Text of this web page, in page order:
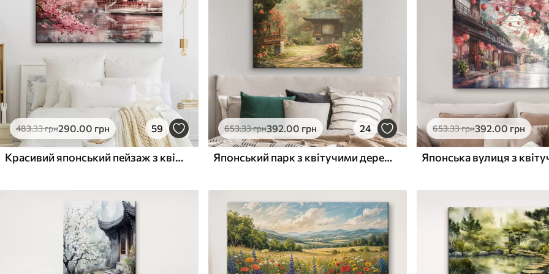
✗
Поверхня з текстурою
полотна
✗Екологічний матеріал
✓
Поверхня з текстурою
✗ Екологічний матеріал
✓
Поверхня з текстурою
полотна
✓Екологічний матеріал
483.33грн290.00 грн 59
Красивий японський пейзаж з квітучою сакурою та будинком на озері
653.33грн392.00 грн 24
Японський парк з квітучими деревами і квітами, ліс, дерев'яний будинок
653.33грн392.00 грн